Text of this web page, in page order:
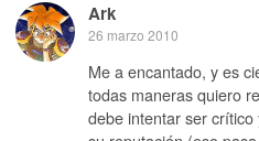
Ark
26 marzo 2010
Me a encantado, y es
todas maneras quiero
debe intentar ser